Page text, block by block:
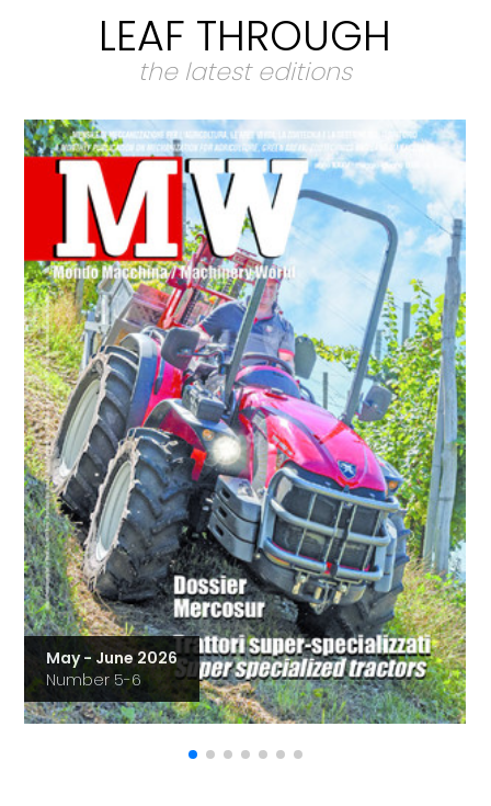
LEAF THROUGH
the latest editions
May - June 2026
Number 5-6